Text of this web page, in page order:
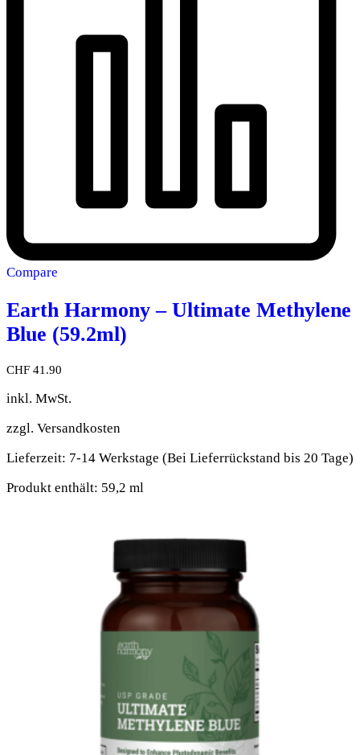
Compare
Earth Harmony – Ultimate Methylene
Blue (59.2ml)
CHF 41.90
inkl. MwSt.
zzgl. Versandkosten
Lieferzeit: 7-14 Werkstage (Bei Lieferrückstand bis 20 Tage)
Produkt enthält: 59,2 ml